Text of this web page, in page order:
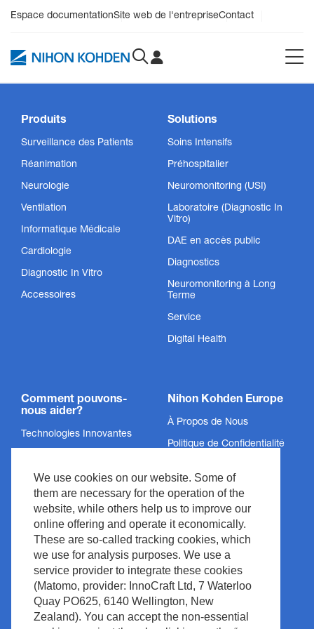
We use cookies on our website. Some of
them are necessary for the operation of the
website, while others help us to improve our
online offering and operate it economically.
These are so-called tracking cookies, which
we use for analysis purposes. We use a
service provider to integrate these cookies
(Matomo, provider: InnoCraft Ltd, 7 Waterloo
Quay PO625, 6140 Wellington, New
Zealand). You can accept the non-essential
Espace documentationSite web de l'entrepriseContact
Produits
Surveillance des Patients
Réanimation
Neurologie
Ventilation
Informatique Médicale
Cardiologie
Diagnostic In Vitro
Accessoires
Solutions
Soins Intensifs
Préhospitalier
Neuromonitoring (USI)
Laboratoire (Diagnostic In
Vitro)
DAE en accès public
Diagnostics
Neuromonitoring à Long
Terme
Service
Digital Health
Comment pouvons-
nous aider?
Technologies Innovantes
Soutien
Actualités et Événements
Espace documentation
Contact
Nihon Kohden Europe
À Propos de Nous
Politique de Confidentialité
Informations légales &
Conformité
Droits d’Auteur
Politique du Site
Waste Management